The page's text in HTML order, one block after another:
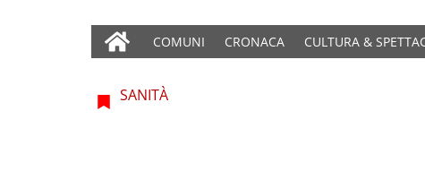
COMUNI CRONACA CULTURA &
SANITÀ